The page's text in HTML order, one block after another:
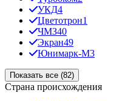
УКД4
Цветотрон1
ЧМЗ40
Экран49
Юнимарк-М3
Показать все (82)
Страна происхождения